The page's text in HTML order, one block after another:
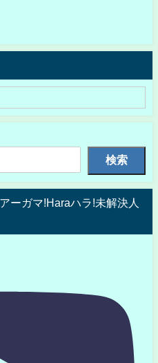
検索
ーガマ!Haraハラ!未解決人